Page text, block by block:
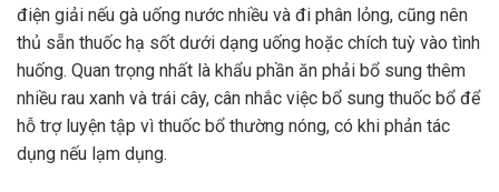
điện giải nếu gà uống nước nhiều và đi phân lỏng, cũng nên
thủ sẵn thuốc hạ sốt dưới dạng uống hoặc chích tuỳ vào tình
huống. Quan trọng nhất là khẩu phần ăn phải bổ sung thêm
nhiều rau xanh và trái cây, cân nhắc việc bổ sung thuốc bổ để
hỗ trợ luyện tập vì thuốc bổ thường nóng, có khi phản tác
dụng nếu lạm dụng.